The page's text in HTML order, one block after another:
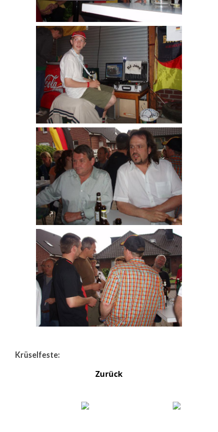
Krüselfeste:
Zurück